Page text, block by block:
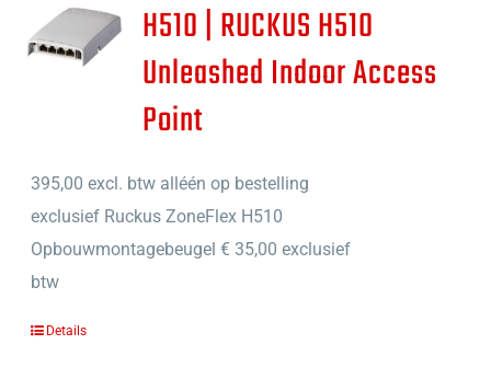
H510 | RUCKUS H510
Unleashed Indoor Access
Point
395,00 excl. btw alléén op bestelling
exclusief Ruckus ZoneFlex H510
Opbouwmontagebeugel € 35,00 exclusief
btw
Details